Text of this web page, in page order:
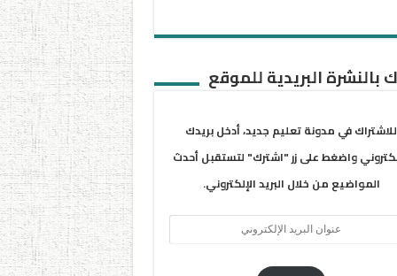
بالنشرة البريدية للموقع
للاشتراك في مدونة تعليم جديد، أدخل بريدك
واضغط على زر "اشترك" لتستقبل أحدث
المواضيع من خلال البريد الإلكتروني.